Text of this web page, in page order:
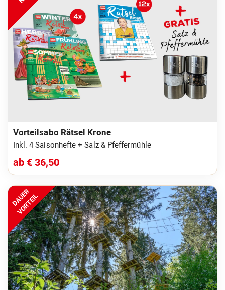
Vorteilsabo Rätsel Krone
Inkl. 4 Saisonhefte + Salz & Pfeffermühle
ab € 36,50
DAUER
VORTEIL